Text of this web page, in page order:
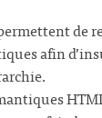
de
afin